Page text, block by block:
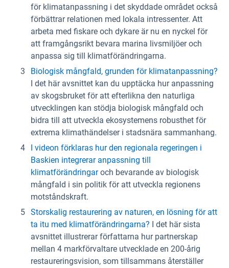
för klimatanpassning i det skyddade området också
förbättrar relationen med lokala intressenter. Att
arbeta med fiskare och dykare är nu en nyckel för
att framgångsrikt bevara marina livsmiljöer och
anpassa sig till klimatförändringarna.
Biologisk mångfald, grunden för klimatanpassning?
I det här avsnittet kan du upptäcka hur anpassning
av skogsbruket för att efterlikna den naturliga
utvecklingen kan stödja biologisk mångfald och
bidra till att utveckla ekosystemens robusthet för
extrema klimathändelser i stadsnära sammanhang.
I videon förklaras hur den regionala regeringen i
Baskien integrerar anpassning till
klimatförändringaroch bevarande av biologisk
mångfald i sin politik för att utveckla regionens
motståndskraft.
Storskalig restaurering av naturen, en lösning för att
ta itu med klimatförändringarna? I det här sista
avsnittet illustrerar författarna hur partnerskap
mellan 4 markförvaltare utvecklade en 200-årig
restaureringsvision, som tillsammans återställer